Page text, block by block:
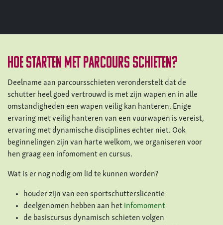
hoe starten met parcours schieten?
Deelname aan parcoursschieten veronderstelt dat de
schutter heel goed vertrouwd is met zijn wapen en in alle
omstandigheden een wapen veilig kan hanteren. Enige
ervaring met veilig hanteren van een vuurwapen is vereist,
ervaring met dynamische disciplines echter niet. Ook
beginnelingen zijn van harte welkom, we organiseren voor
hen graag een infomoment en cursus.
Wat is er nog nodig om lid te kunnen worden?
houder zijn van een sportschutterslicentie
deelgenomen hebben aan het infomoment
de basiscursus dynamisch schieten volgen